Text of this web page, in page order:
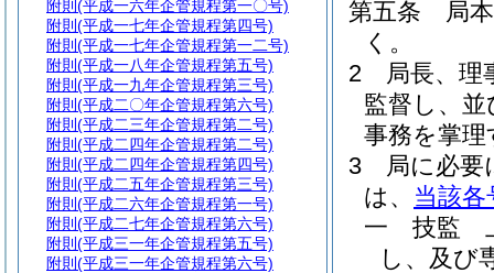
第五条
局
く。
2
局長、理
監督し、
事務を掌理
3
局に必要
は、 当該各
一
技監
し、及び
附則 (平成一六年企管規程第一〇号)
附則 (平成一七年企管規程第四号)
附則 (平成一七年企管規程第一二号)
附則 (平成一八年企管規程第五号)
附則 (平成一九年企管規程第三号)
附則 (平成二〇年企管規程第六号)
附則 (平成二三年企管規程第二号)
附則 (平成二四年企管規程第二号)
附則 (平成二四年企管規程第四号)
附則 (平成二五年企管規程第三号)
附則 (平成二六年企管規程第一号)
附則 (平成二七年企管規程第六号)
附則 (平成三一年企管規程第五号)
附則 (平成三一年企管規程第六号)